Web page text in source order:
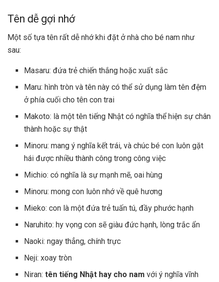
Tên dễ gợi nhớ
Một số tựa tên rất dễ nhớ khi đặt ở nhà cho bé nam như
sau:
Masaru: đứa trẻ chiến thắng hoặc xuất sắc
Maru: hình tròn và tên này có thể sử dụng làm tên đệm
ở phía cuối cho tên con trai
Makoto: là một tên tiếng Nhật có nghĩa thể hiện sự chân
thành hoặc sự thật
Minoru: mang ý nghĩa kết trái, và chúc bé con luôn gặt
hái được nhiều thành công trong công việc
Michio: có nghĩa là sự mạnh mẽ, oai hùng
Minoru: mong con luôn nhớ về quê hương
Mieko: con là một đứa trẻ tuấn tú, đầy phước hạnh
Naruhito: hy vọng con sẽ giàu đức hạnh, lòng trắc ẩn
Naoki: ngay thẳng, chính trực
Neji: xoay tròn
Niran:tên tiếng Nhật hay cho nam với ý nghĩa vĩnh